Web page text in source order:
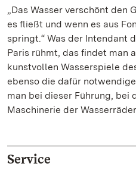
„Das Wasser verschönt den
es fließt und wenn es aus
springt.“ Was der Intendant
Paris rühmt, das findet man
kunstvollen Wasserspiele
ebenso die dafür
man bei dieser Führung, bei
Maschinerie der
Service